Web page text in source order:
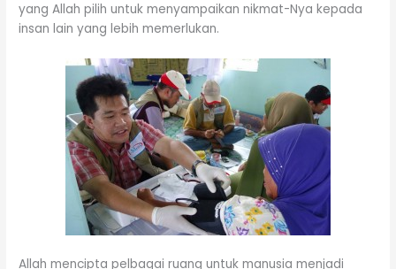
yang Allah pilih untuk menyampaikan nikmat-Nya kepada
insan lain yang lebih memerlukan.
Allah mencipta pelbagai ruang untuk manusia menjadi